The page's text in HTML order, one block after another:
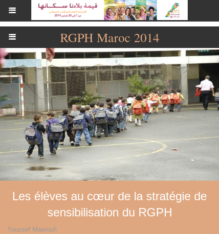
RGPH Maroc 2014
Les élèves au cœur de la stratégie de
sensibilisation du RGPH
Youssef Maaroufi